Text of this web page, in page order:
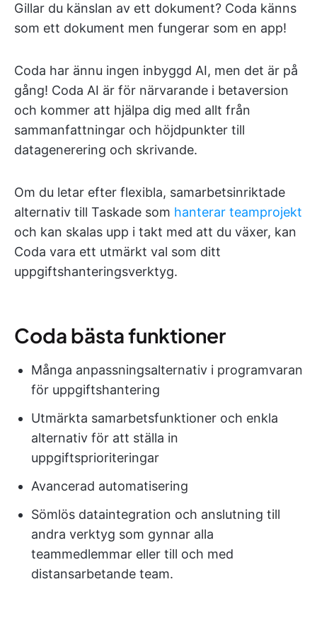
Gillar du känslan av ett dokument? Coda känns
som ett dokument men fungerar som en app!
Coda har ännu ingen inbyggd AI, men det är på
gång! Coda AI är för närvarande i betaversion
och kommer att hjälpa dig med allt från
sammanfattningar och höjdpunkter till
datagenerering och skrivande.
Om du letar efter flexibla, samarbetsinriktade
alternativ till Taskade som hanterar teamprojekt
och kan skalas upp i takt med att du växer, kan
Coda vara ett utmärkt val som ditt
uppgiftshanteringsverktyg.
Coda bästa funktioner
Många anpassningsalternativ i programvaran
för uppgiftshantering
Utmärkta samarbetsfunktioner och enkla
alternativ för att ställa in
uppgiftsprioriteringar
Avancerad automatisering
Sömlös dataintegration och anslutning till
andra verktyg som gynnar alla
teammedlemmar eller till och med
distansarbetande team.